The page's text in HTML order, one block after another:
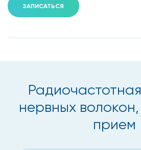
ЗАПИСАТЬСЯ
нервных
прием